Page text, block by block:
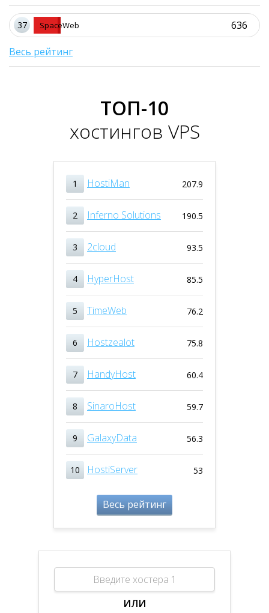
37 636
SpaceWeb
Весь рейтинг
ТОП-10
хостингов VPS
207.9
1 HostiMan
190.5
2 Inferno Solutions
93.5
3 2cloud
85.5
4 HyperHost
76.2
5 TimeWeb
75.8
6 Hostzealot
60.4
7 HandyHost
59.7
8 SinaroHost
56.3
9 GalaxyData
53
10 HostiServer
Весь рейтинг
ИЛИ